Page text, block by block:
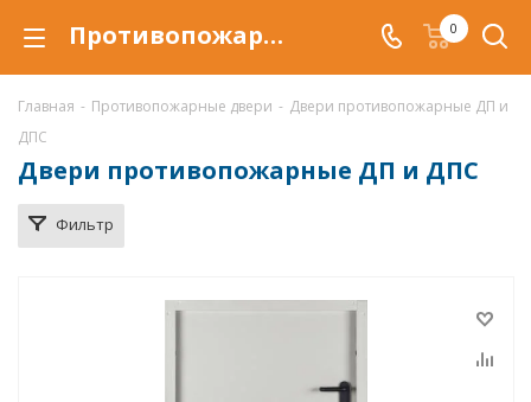
Противопожарные двери ДП, купить противопожарные двери ДП по низкой цене, доставка дверей в Ханты-Мансийске 0
Главная - Противопожарные двери - Двери противопожарные ДП и
ДПС
Двери противопожарные ДП и ДПС
Фильтр